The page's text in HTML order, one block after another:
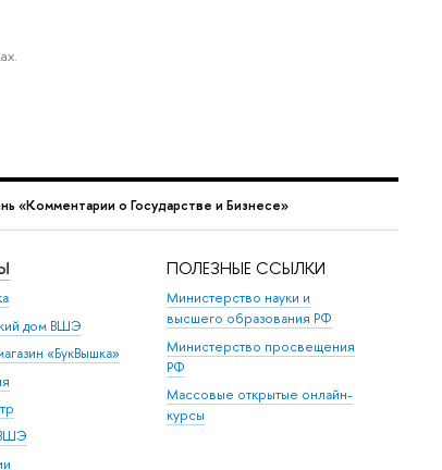
«Комментарии о Государстве и Бизнесе»
дом ВШЭ
«БукВышка»
ПОЛЕЗНЫЕ ССЫЛКИ
Министерство науки и
высшего образования РФ
Министерство просвещения
РФ
Массовые открытые онлайн-
курсы